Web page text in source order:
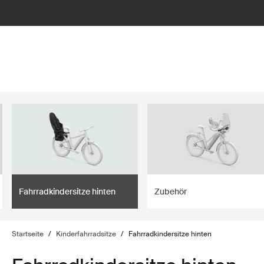
Fahrradkindersitze hinten Zubehör
Startseite / Kinderfahrradsitze / Fahrradkindersitze hinten